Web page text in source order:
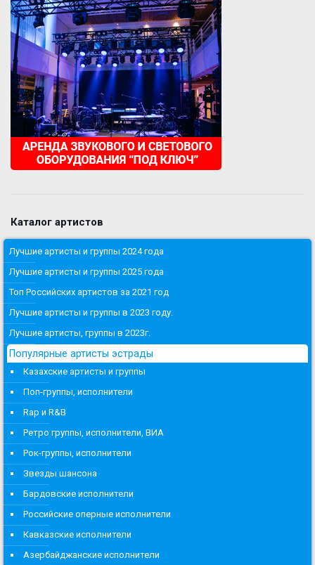
Каталог артистов
Лучшие артисты и группы 2024 года
Лучшие артисты и группы 2025 года
Топ Российских артистов за 2021 год
Лучшие артисты и группы в 2023 году.
Лучшие артисты, группы в 2023г.
Популярные артисты эстрады
Казахские артисты и группы
Поп-группы, исполнители
Rap и R&B
Ретро группы, исполнители, ВИА
Рок-группы, исполнители
Звезды шансона
Бардовские исполнители
Российские оперные исполнители
Кавказские исполнители
Азербайджанские исполнители